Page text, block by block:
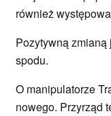
również
Pozytywną
spodu.
O manipulatorze
nowego. Przyrząd